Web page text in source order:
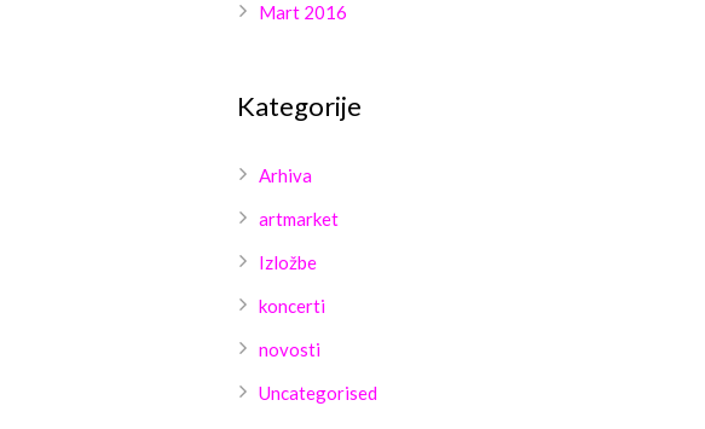
Mart 2016
Kategorije
Arhiva
artmarket
Izložbe
koncerti
novosti
Uncategorised